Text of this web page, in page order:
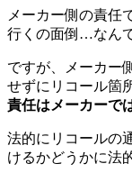
メーカー側の責任
行くの面倒…なん
ですが、メーカー
せずにリコール箇
責任はメーカーで
法的にリコールの
けるかどうかに法